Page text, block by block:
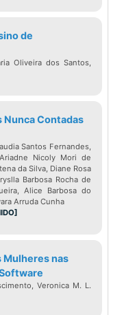
de
Oliveira dos Santos,
Nunca Contadas
Santos Fernandes,
Nicoly Mori de
da Silva, Diane Rosa
Barbosa Rocha de
Alice Barbosa do
Arruda Cunha
Mulheres nas
Veronica M. L.